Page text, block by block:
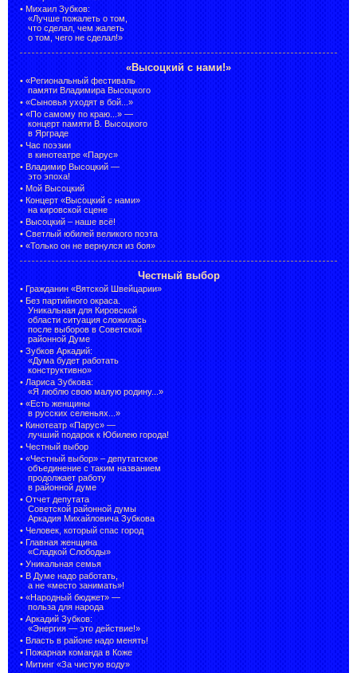
• Михаил Зубков:
«Лучше пожалеть о том,
что сделал, чем жалеть
о том, чего не сделал!»
«Высоцкий с нами!»
• «Региональный фестиваль
памяти Владимира Высоцкого
• «Сыновья уходят в бой...»
• «По самому по краю...» —
концерт памяти В. Высоцкого
в Ярграде
• Час поэзии
в кинотеатре «Парус»
• Владимир Высоцкий —
это эпоха!
• Мой Высоцкий
• Концерт «Высоцкий с нами»
на кировской сцене
• Высоцкий – наше всё!
• Светлый юбилей великого поэта
• «Только он не вернулся из боя»
Честный выбор
• Гражданин «Вятской Швейцарии»
• Без партийного окраса.
Уникальная для Кировской
области ситуация сложилась
после выборов в Советской
районной Думе
• Зубков Аркадий:
«Дума будет работать
конструктивно»
• Лариса Зубкова:
«Я люблю свою малую родину...»
• «Есть женщины
в русских селеньях...»
• Кинотеатр «Парус» —
лучший подарок к Юбилею города!
• Честный выбор
• «Честный выбор» – депутатское
объединение с таким названием
продолжает работу
в районной думе
• Отчет депутата
Советской районной думы
Аркадия Михайловича Зубкова
• Человек, который спас город
• Главная женщина
«Сладкой Слободы»
• Уникальная семья
• В Думе надо работать,
а не «место занимать»!
• «Народный бюджет» —
польза для народа
• Аркадий Зубков:
«Энергия — это действие!»
• Власть в районе надо менять!
• Пожарная команда в Коже
• Митинг «За чистую воду»